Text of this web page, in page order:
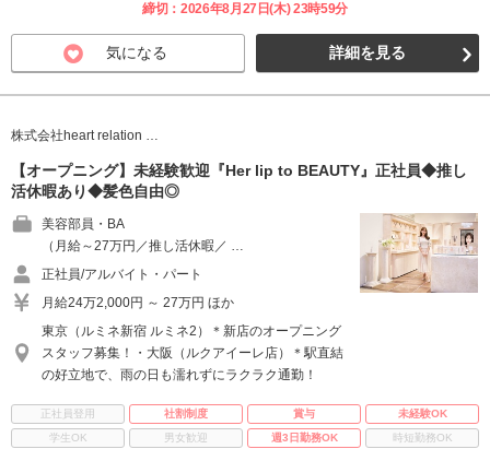
締切：2026年8月27日(木) 23時59分
気になる 詳細を見る
株式会社heart relation …
【オープニング】未経験歓迎『Her lip to BEAUTY』正社員◆推し
活休暇あり◆髪色自由◎
美容部員・BA
（月給～27万円／推し活休暇／ …
正社員/アルバイト・パート
月給24万2,000円 ～ 27万円 ほか
東京（ルミネ新宿 ルミネ2）＊新店のオープニング
スタッフ募集！・大阪（ルクアイーレ店）＊駅直結
の好立地で、雨の日も濡れずにラクラク通勤！
正社員登用 社割制度 賞与
未経験OK
学生OK
男女歓迎 週3日勤務OK
時短勤務OK